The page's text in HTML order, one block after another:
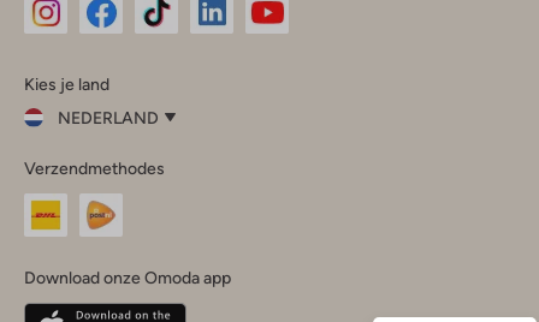
InstagramFacebook
Kies je land
NEDERLAND
je
land
Nederland
Belgique(Français)
Verzendmethodes
Download onze Omoda app